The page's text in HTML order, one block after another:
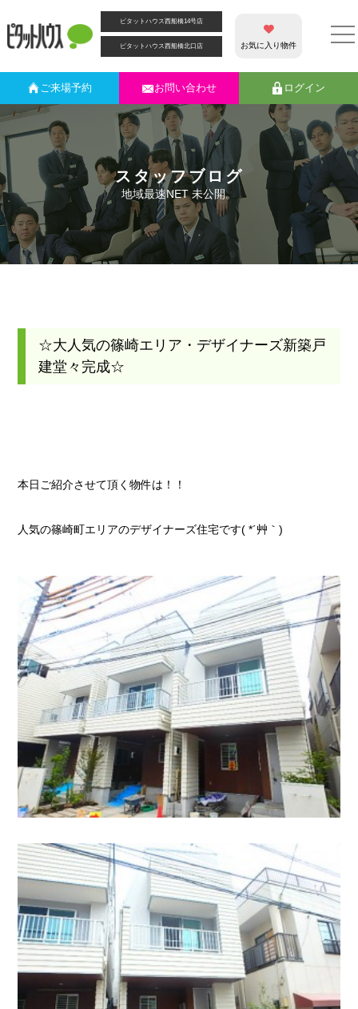
ピタットハウス西船橋14号店
ピタットハウス西船橋北口店 お気に入り物件
ご来場予約 お問い合わせ ログイン
スタッフブログ
地域最速NET 未公開。
☆大人気の篠崎エリア・デザイナーズ新築戸
建堂々完成☆
本日ご紹介させて頂く物件は！！
人気の篠崎町エリアのデザイナーズ住宅です( *´艸｀)